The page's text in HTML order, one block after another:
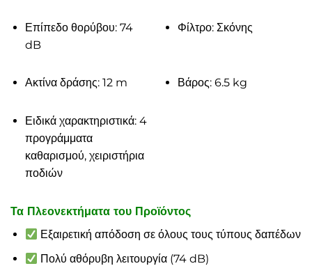
Επίπεδο θορύβου: 74
dB
Φίλτρο: Σκόνης
Ακτίνα δράσης: 12 m Βάρος: 6.5 kg
Ειδικά χαρακτηριστικά: 4
προγράμματα
καθαρισμού, χειριστήρια
ποδιών
Τα Πλεονεκτήματα του Προϊόντος
Εξαιρετική απόδοση σε όλους τους τύπους δαπέδων
Πολύ αθόρυβη λειτουργία (74 dB)